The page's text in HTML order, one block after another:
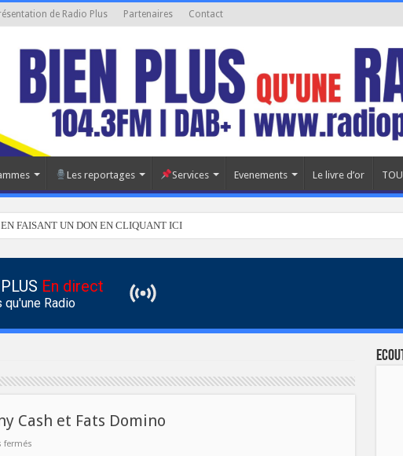
de Radio Plus Partenaires Contact
Les reportages Services Evenements Le livre d’or
FAISANT UN DON EN CLIQUANT ICI
En direct
qu'une Radio
Cash et Fats Domino
ferméssur